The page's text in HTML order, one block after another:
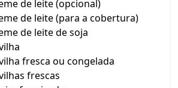
de leite (opcional)
de leite (para a cobertura)
de leite de soja
fresca ou congelada
frescas